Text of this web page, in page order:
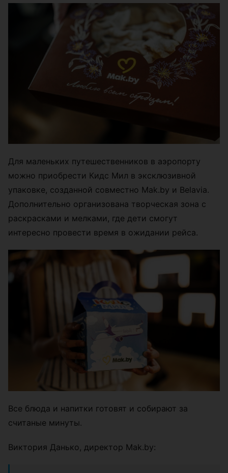
Для маленьких путешественников в аэропорту
можно приобрести Кидс Мил в эксклюзивной
упаковке, созданной совместно Mak.by и Belavia.
Дополнительно организована творческая зона с
раскрасками и мелками, где дети смогут
интересно провести время в ожидании рейса.
Все блюда и напитки готовят и собирают за
считаные минуты.
Виктория Данько, директор Mak.by: